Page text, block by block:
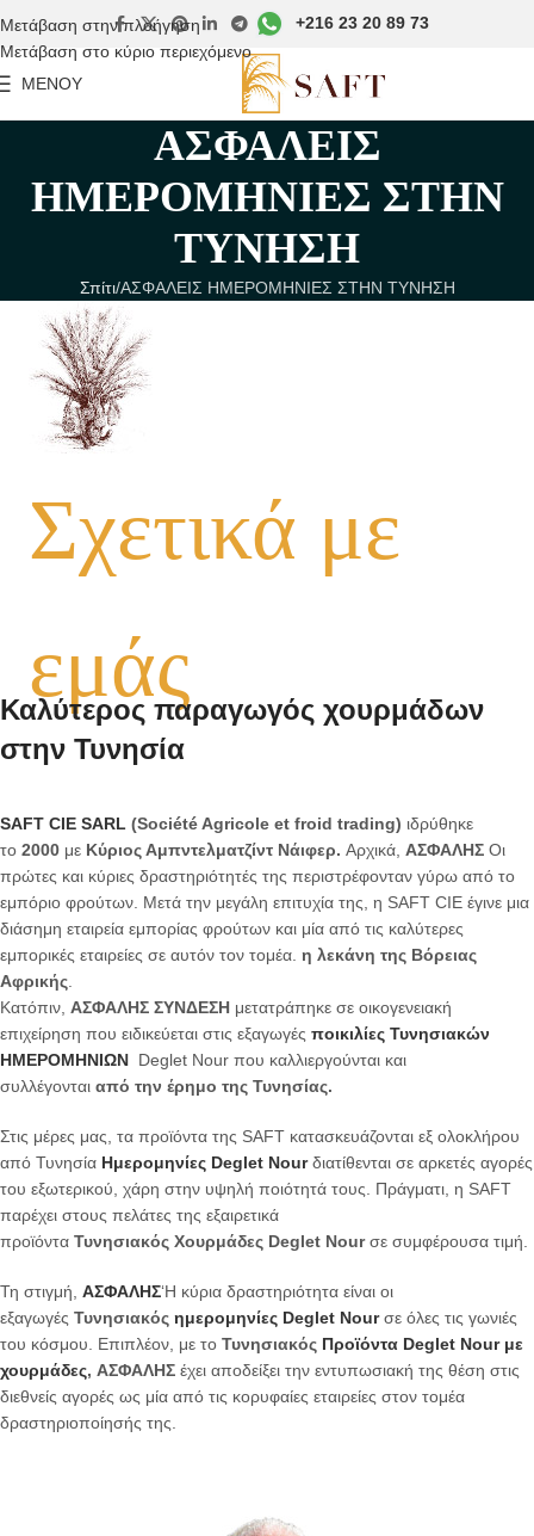
Μετάβαση στην πλοήγηση
Μετάβαση στο κύριο περιεχόμενο
+216 23 20 89 73
ΜΕΝΟΎ
ΑΣΦΑΛΕΙΣ
ΗΜΕΡΟΜΗΝΙΕΣ ΣΤΗΝ
ΤΥΝΗΣΗ
Σπίτι ΑΣΦΑΛΕΙΣ ΗΜΕΡΟΜΗΝΙΕΣ ΣΤΗΝ ΤΥΝΗΣΗ
Σχετικά με
εμάς
Καλύτερος παραγωγός χουρμάδων
στην Τυνησία
SAFT CIE SARL (Société Agricole et froid trading) ιδρύθηκε
το 2000 με Κύριος Αμπντελματζίντ Νάιφερ. Αρχικά, ΑΣΦΑΛΗΣ Οι
πρώτες και κύριες δραστηριότητές της περιστρέφονταν γύρω από το
εμπόριο φρούτων. Μετά την μεγάλη επιτυχία της, η SAFT CIE έγινε μια
διάσημη εταιρεία εμπορίας φρούτων και μία από τις καλύτερες
εμπορικές εταιρείες σε αυτόν τον τομέα. η λεκάνη της Βόρειας
Αφρικής
Κατόπιν, ΑΣΦΑΛΗΣ ΣΥΝΔΕΣΗ μετατράπηκε σε οικογενειακή
επιχείρηση που ειδικεύεται στις εξαγωγές ποικιλίες Τυνησιακών
ΗΜΕΡΟΜΗΝΙΩΝ Deglet Nour που καλλιεργούνται και
συλλέγονται από την έρημο της Τυνησίας.
Στις μέρες μας, τα προϊόντα της SAFT κατασκευάζονται εξ ολοκλήρου
από Τυνησία Ημερομηνίες Deglet Nourδιατίθενται σε αρκετές αγορές
του εξωτερικού, χάρη στην υψηλή ποιότητά τους. Πράγματι, η SAFT
παρέχει στους πελάτες της εξαιρετικά
προϊόντα Τυνησιακός Χουρμάδες Deglet Nourσε συμφέρουσα τιμή.
Τη στιγμή, ΑΣΦΑΛΗΣ‘Η κύρια δραστηριότητα είναι οι
εξαγωγές Τυνησιακός ημερομηνίες Deglet Nour σε όλες τις γωνιές
του κόσμου. Επιπλέον, με το Τυνησιακός Προϊόντα Deglet Nour με
χουρμάδες, ΑΣΦΑΛΗΣ έχει αποδείξει την εντυπωσιακή της θέση στις
διεθνείς αγορές ως μία από τις κορυφαίες εταιρείες στον τομέα
δραστηριοποίησής της.